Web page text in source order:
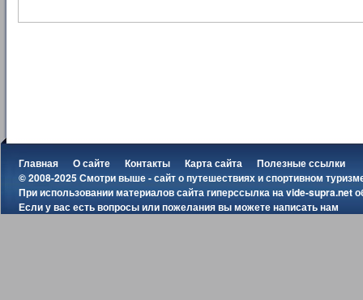
Главная О сайте Контакты Карта сайта
Полезные ссылки
© 2008-2025 Смотри выше - сайт о путешествиях и спортивном
При использовании материалов сайта гиперссылка наvide-supra.net
Если у вас есть вопросы или пожелания вы можетенаписать нам